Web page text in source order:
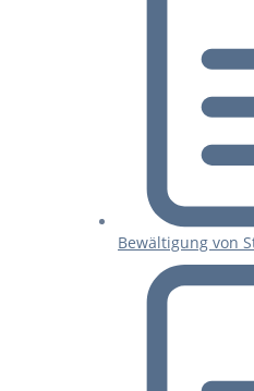
Bewältigung von